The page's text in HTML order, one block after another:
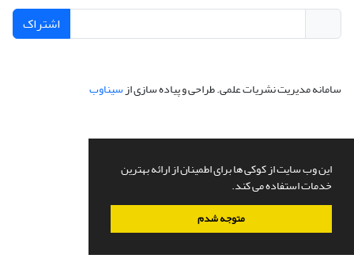
این وب سایت از کوکی ها برای اطمینان از ارائه بهترین
خدمات استفاده می کند.
متوجه شدم
اشتراک
سامانه مدیریت نشریات علمی.طراحی و پیاده سازی ازسیناوب